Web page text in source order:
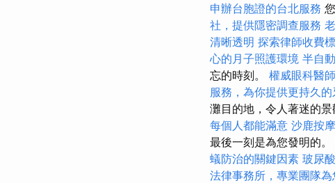
申辦台胞證的台北服務
社，提供隱密調查服務
清晰透明 探索律師收費
心的月子照護環境 半自
忘的時刻。 權威眼科醫
服務，為你提供更持久
灘目的地，令人著迷的
每個人都能滿意 沙鹿按
最後一刻是為您發明的
蟻防治的關鍵因素 玻尿
法律事務所，專業團隊